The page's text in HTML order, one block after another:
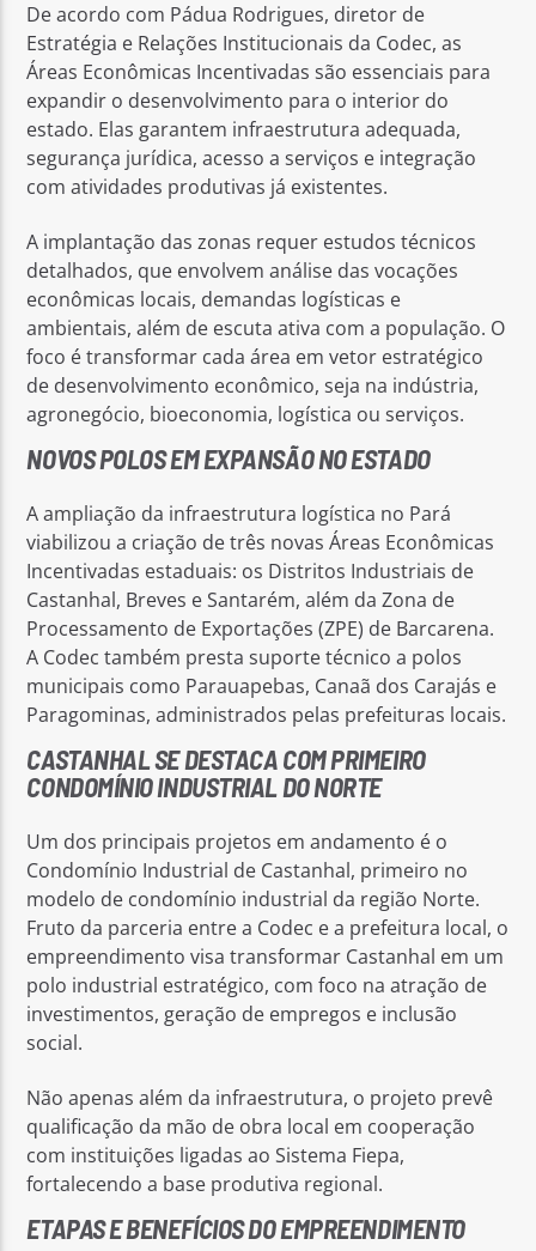
De acordo com Pádua Rodrigues, diretor de
Estratégia e Relações Institucionais da Codec, as
Áreas Econômicas Incentivadas são essenciais para
expandir o desenvolvimento para o interior do
estado. Elas garantem infraestrutura adequada,
segurança jurídica, acesso a serviços e integração
com atividades produtivas já existentes.
A implantação das zonas requer estudos técnicos
detalhados, que envolvem análise das vocações
econômicas locais, demandas logísticas e
ambientais, além de escuta ativa com a população. O
foco é transformar cada área em vetor estratégico
de desenvolvimento econômico, seja na indústria,
agronegócio, bioeconomia, logística ou serviços.
NOVOS POLOS EM EXPANSÃO NO ESTADO
A ampliação da infraestrutura logística no Pará
viabilizou a criação de três novas Áreas Econômicas
Incentivadas estaduais: os Distritos Industriais de
Castanhal, Breves e Santarém, além da Zona de
Processamento de Exportações (ZPE) de Barcarena.
A Codec também presta suporte técnico a polos
municipais como Parauapebas, Canaã dos Carajás e
Paragominas, administrados pelas prefeituras locais.
CASTANHAL SE DESTACA COM PRIMEIRO
CONDOMÍNIO INDUSTRIAL DO NORTE
Um dos principais projetos em andamento é o
Condomínio Industrial de Castanhal, primeiro no
modelo de condomínio industrial da região Norte.
Fruto da parceria entre a Codec e a prefeitura local, o
empreendimento visa transformar Castanhal em um
polo industrial estratégico, com foco na atração de
investimentos, geração de empregos e inclusão
social.
Não apenas além da infraestrutura, o projeto prevê
qualificação da mão de obra local em cooperação
com instituições ligadas ao Sistema Fiepa,
fortalecendo a base produtiva regional.
ETAPAS E BENEFÍCIOS DO EMPREENDIMENTO